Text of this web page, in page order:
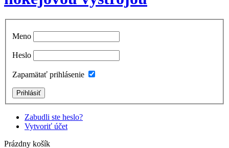
Meno
Heslo
Zapamätať prihlásenie
Zabudli ste heslo?
Vytvoriť účet
Prázdny košík